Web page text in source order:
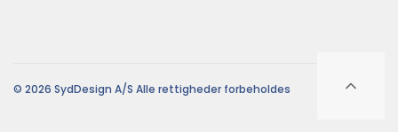
© 2026 SydDesign A/S Alle rettigheder forbeholdes